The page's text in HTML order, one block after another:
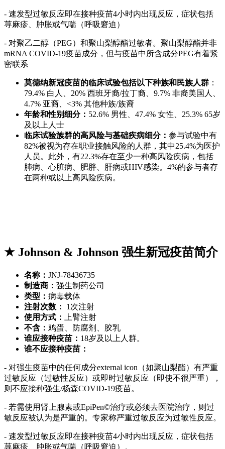
- 速发型过敏反应即在接种疫苗4小时内出现反应，症状包括
荨麻疹、肿胀或气喘（呼吸窘迫）
- 对聚乙二醇（PEG）和聚山梨醇酯过敏者。聚山梨醇酯并非
mRNA COVID-19疫苗成分，但与疫苗中所含成分PEG有着紧
密联系
莫德纳新冠疫苗的临床试验包括以下种族和民族人群 ：
79.4% 白人、20% 西班牙裔/拉丁裔、9.7% 非裔美国人、
4.7% 亚裔、<3% 其他种族/族裔
年龄和性别细分： 52.6% 男性、47.4% 女性、25.3% 65岁
及以上人士
临床试验族群的高风险与基础疾病细分： 参与试验中有
82%被视为存在职业接触风险的人群，其中25.4%为医护
人员。此外，有22.3%存在至少一种高风险疾病，包括
肺病、心脏病、肥胖、肝病或HIV感染。4%的参与者存
在两种或以上高风险疾病。
★ Johnson & Johnson 强生新冠疫苗简介
名称： JNJ-78436735
制造商： 强生制药公司
类型： 病毒载体
注射次数：
1次注射
使用方式：
上臂注射
不含： 鸡蛋、防腐剂、胶乳
谁应接种疫苗： 18岁及以上人群。
谁不应接种疫苗：
- 对强生疫苗中的任何成分external icon（如聚山梨酯）有严重
过敏反应（过敏性反应）或即时过敏反应（即使不很严重），
则不应接种强生/杨森COVID-19疫苗。
- 若需使用肾上腺素或EpiPen©治疗或必须去医院治疗，则过
敏反应被认为是严重的。专家称严重过敏反应为过敏性反应。
- 速发型过敏反应即在接种疫苗4小时内出现反应，症状包括
荨麻疹、肿胀或气喘（呼吸窘迫）。